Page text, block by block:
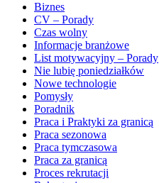
Biznes
CV – Porady
Czas wolny
Informacje branżowe
List motywacyjny – Porady
Nie lubię poniedziałków
Nowe technologie
Pomysły
Poradnik
Praca i Praktyki za granicą
Praca sezonowa
Praca tymczasowa
Praca za granicą
Proces rekrutacji